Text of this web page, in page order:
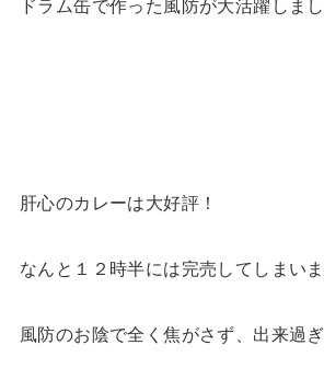
肝心のカレーは大好評！
なんと１２時半には完売してしまいま
風防のお陰で全く焦がさず、出来過